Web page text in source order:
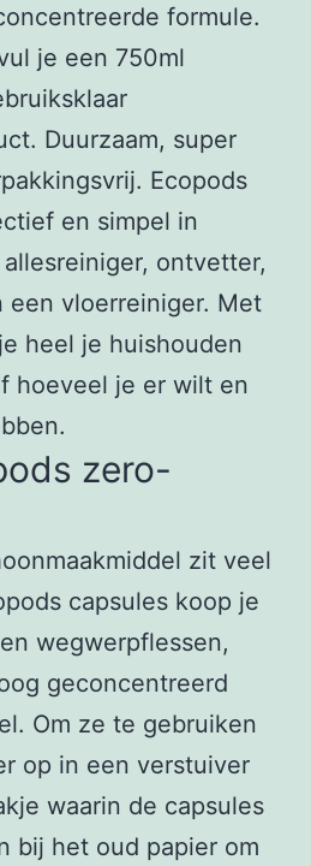
formule.
je een 750ml
Duurzaam, super
Ecopods
en simpel in
ontvetter,
een vloerreiniger. Met
heel je huishouden
hoeveel je er wilt en
zero-
zit veel
capsules koop je
wegwerpflessen,
geconcentreerd
Om ze te gebruiken
op in een verstuiver
waarin de capsules
bij het oud papier om